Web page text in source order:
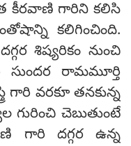
కీరవాణి గారిని కలిసి
కలిగించింది.
శిష్యరికం నుంచి
సుందర రామమూర్తి
గారి వరకూ తనకున్న
చెబుతుంటే
గారి దగ్గర ఉన్న